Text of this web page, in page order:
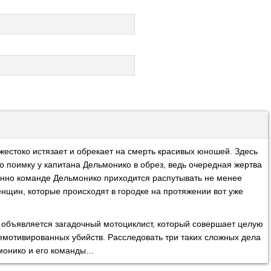
истязает и обрекает на смерть красивых юношей. Здесь
у капитана Дельмонико в обрез, ведь очередная жертва
команде Дельмонико приходится распутывать не менее
которые происходят в городке на протяжении вот уже
загадочный мотоциклист, который совершает целую
убийств. Расследовать три таких сложных дела
и его команды…